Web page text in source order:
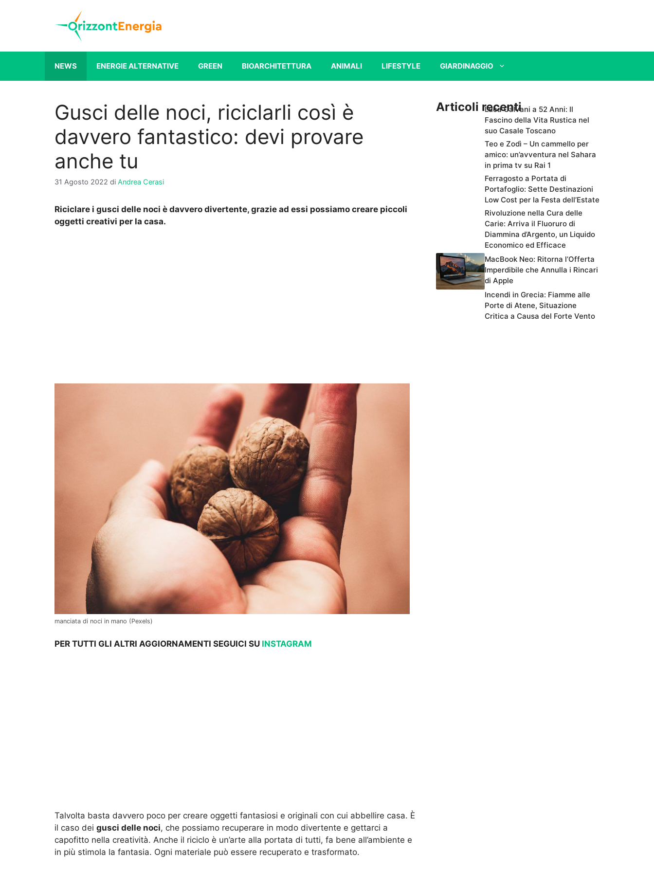
NEWS ENERGIE ALTERNATIVE GREEN BIOARCHITETTURA ANIMALI LIFESTYLE GIARDINAGGIO
Gusci delle noci, riciclarli così è
davvero fantastico: devi provare
anche tu
31 Agosto 2022 di Andrea Cerasi
Riciclare i gusci delle noci è davvero divertente, grazie ad essi possiamo creare piccoli
oggetti creativi per la casa.
manciata di noci in mano (Pexels)
PER TUTTI GLI ALTRI AGGIORNAMENTI SEGUICI SU INSTAGRAM
Talvolta basta davvero poco per creare oggetti fantasiosi e originali con cui abbellire casa. È
il caso dei gusci delle noci, che possiamo recuperare in modo divertente e gettarci a
capofitto nella creatività. Anche il riciclo è un’arte alla portata di tutti, fa bene all’ambiente e
in più stimola la fantasia. Ogni materiale può essere recuperato e trasformato.
Articoli recentiLuca Calvani a 52 Anni: Il
Fascino della Vita Rustica nel
suo Casale Toscano
Teo e Zodì – Un cammello per
amico: un’avventura nel Sahara
in prima tv su Rai 1
Ferragosto a Portata di
Portafoglio: Sette Destinazioni
Low Cost per la Festa dell’Estate
Rivoluzione nella Cura delle
Carie: Arriva il Fluoruro di
Diammina d’Argento, un Liquido
Economico ed Efficace
MacBook Neo: Ritorna l’Offerta
Imperdibile che Annulla i Rincari
di Apple
Incendi in Grecia: Fiamme alle
Porte di Atene, Situazione
Critica a Causa del Forte Vento